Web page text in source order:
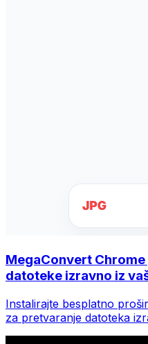
MegaConvert
datoteke izravno iz
Instalirajte besplatno
za pretvaranje datoteka